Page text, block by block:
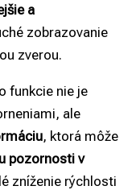
a
zobrazovanie
zverou.
funkcie nie je
ale
, ktorá môže
pozornosti v
zníženie rýchlosti